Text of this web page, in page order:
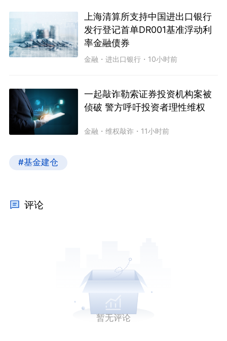
上海清算所支持中国进出口银行
发行登记首单DR001基准浮动利
率金融债券
金融 ・进出口银行 ・ 10小时前
一起敲诈勒索证券投资机构案被
侦破 警方呼吁投资者理性维权
金融 ・维权敲诈 ・ 11小时前
#基金建仓
评论
暂无评论